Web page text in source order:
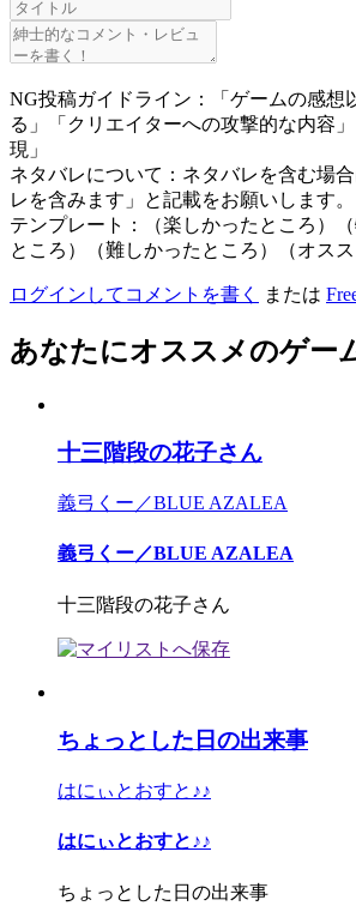
NG投稿ガイドライン：「ゲームの感想
る」「クリエイターへの攻撃的な内容
現」
ネタバレについて：ネタバレを含む場
レを含みます」と記載をお願いします。
テンプレート：（楽しかったところ）
ところ）（難しかったところ）（オスス
ログインしてコメントを書く または
あなたにオススメのゲー
十三階段の花子さん
義弓くー／BLUE AZALEA
義弓くー／BLUE AZALEA
十三階段の花子さん
ちょっとした日の出来事
はにぃとおすと♪♪
はにぃとおすと♪♪
ちょっとした日の出来事